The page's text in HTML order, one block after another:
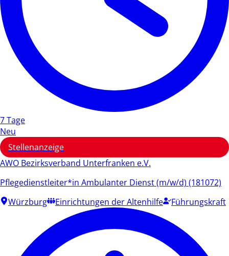
7 Tage
Neu
Stellenanzeige
AWO Bezirksverband Unterfranken e.V.
Pflegedienstleiter*in Ambulanter Dienst (m/w/d) (181072)
Würzburg
Einrichtungen der Altenhilfe Führungskraft